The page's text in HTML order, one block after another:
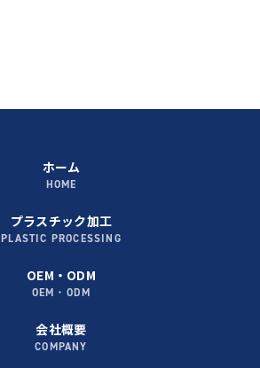
ホーム
HOME
プラスチック加工
PLASTIC PROCESSING
OEM・ODM
OEM・ODM
会社概要
COMPANY